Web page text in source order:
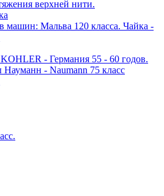
верхней нити.
машин: Мальва 120 класса. Чайка -
- Германия 55 - 60 годов.
- Naumann 75 класс